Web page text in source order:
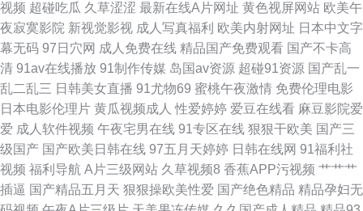
看mv人人 欧美成人性爱网站 伊人久久黑料 超碰伊人久久 蜜臀综合91色 四
虎毛影院毛片 91全国精品 豆花人人色 美女十次啦色 天天艹艹 91视频工厂
国产不卡电影 日韩色站导航 豆花看片 欧美性爱www 中日韩精品一二三 豆花
影院天天吃瓜 欧美专区一区 亚洲色情传媒电影 超碰久在线 久久成人资源网
在线播放成人网站 国产内射性爱 欧美激情rp
视频 超碰吃瓜 久草涩涩 最新在线A片网址 黄色视屏网站 欧美午
夜寂寞影院 新视觉影视 成人写真福利 欧美内射网址 日本中文字
幕无码 97日穴网 成人免费在线 精品国产免费观看 国产不卡高
清 91av在线播放 91制作传媒 岛国av资源 超碰91资源 国产乱一
乱二乱三 日韩美女直播 91尤物69 蜜桃午夜激情 免费伦理电影
日本电影伦理片 黄瓜视频成人 性爱婷婷 爱豆在线看 麻豆影院爱
爱 成人软件视频 午夜宅男在线 91专区在线 狠狠干欧美 国产三
级国产 国产欧美日韩在线 97五月天婷婷 日韩在线网 91福利社
视频 福利导航 A片三级网站 久草视频8 香蕉APP污视频 艹艹艹
插逼 国产精品五月天 狠狠操欧美性爱 国产绝色精品 精品孕妇无